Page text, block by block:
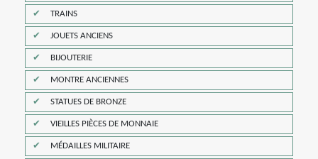
TRAINS
JOUETS ANCIENS
BIJOUTERIE
MONTRE ANCIENNES
STATUES DE BRONZE
VIEILLES PIÈCES DE MONNAIE
MÉDAILLES MILITAIRE